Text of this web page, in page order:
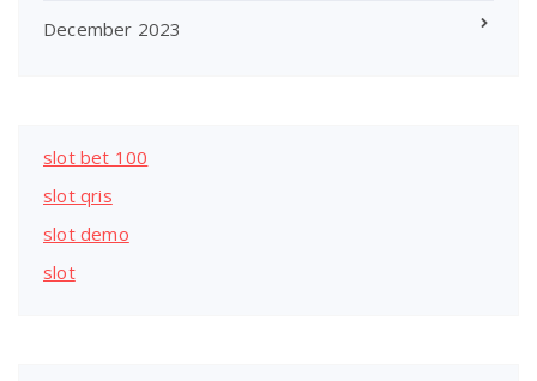
December 2023
slot bet 100
slot qris
slot demo
slot